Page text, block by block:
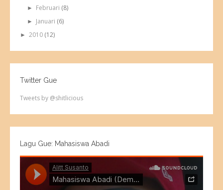
► Februari (8)
► Januari (6)
► 2010 (12)
Twitter Gue
Tweets by @shitlicious
Lagu Gue: Mahasiswa Abadi